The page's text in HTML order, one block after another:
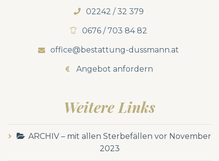
02242 / 32 379
0676 / 703 84 82
office@bestattung-dussmann.at
Angebot anfordern
Weitere Links
ARCHIV – mit allen Sterbefällen vor November
2023